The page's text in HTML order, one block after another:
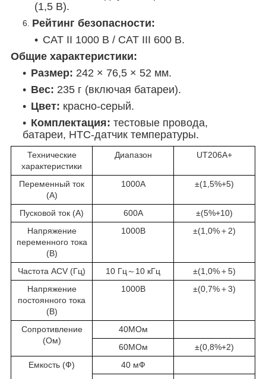
(1,5 В).
Рейтинг безопасности:
CAT II 1000 В / CAT III 600 В.
Общие характеристики:
Размер: 242 × 76,5 × 52 мм.
Вес: 235 г (включая батареи).
Цвет: красно-серый.
Комплектация: тестовые провода,
батареи, НТС-датчик температуры.
Технические
характеристики
Диапазон UT206А+
Переменный ток
(А)
1000А ±(1,5%+5)
Пусковой ток (А) 600А
±(5%+10)
Напряжение
переменного тока
(В)
1000В ±(1,0%＋2)
Частота ACV (Гц) 10 Гц～10 кГц
±(1,0%＋5)
Напряжение
постоянного тока
(В)
1000В ±(0,7%＋3)
Сопротивление
(Ом)
40МОм
60МОм
±(0,8%+2)
Емкость (Ф)
40 мФ